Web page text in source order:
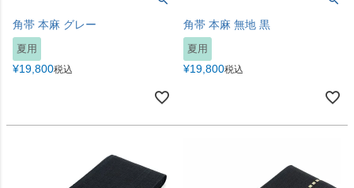
角帯 本麻 グレー
夏用
¥19,800税込
角帯 本麻 無地 黒
夏用
¥19,800税込